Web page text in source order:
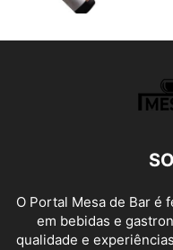
O Portal Mesa de Bar é
em bebidas e
qualidade e